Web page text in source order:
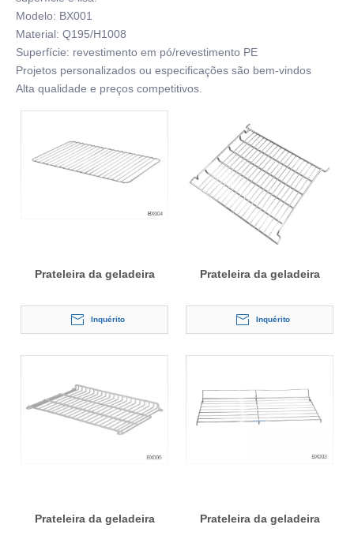
Modelo: BX001
Material: Q195/H1008
Superfície: revestimento em pó/revestimento PE
Projetos personalizados ou especificações são bem-vindos
Alta qualidade e preços competitivos.
Prateleira da geladeira
Inquérito
Prateleira da geladeira
Inquérito
Prateleira da geladeira Prateleira da geladeira